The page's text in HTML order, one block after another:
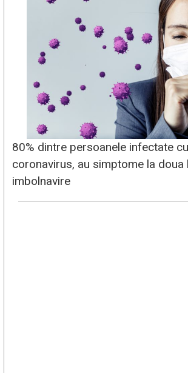
80% dintre persoanele infectate
coronavirus, au simptome la doua
imbolnavire